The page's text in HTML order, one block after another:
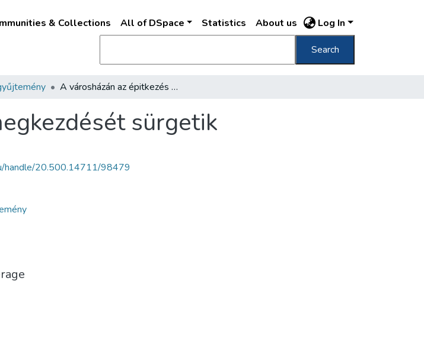
& Collections All of DSpace Statistics About us Log In
Search
A városházán az épitkezés megkezdését sürgetik
sürgetik
handle/20.500.14711/98479